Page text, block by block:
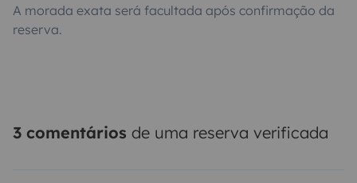
A morada exata será facultada após confirmação da
reserva.
3 comentários de uma reserva verificada